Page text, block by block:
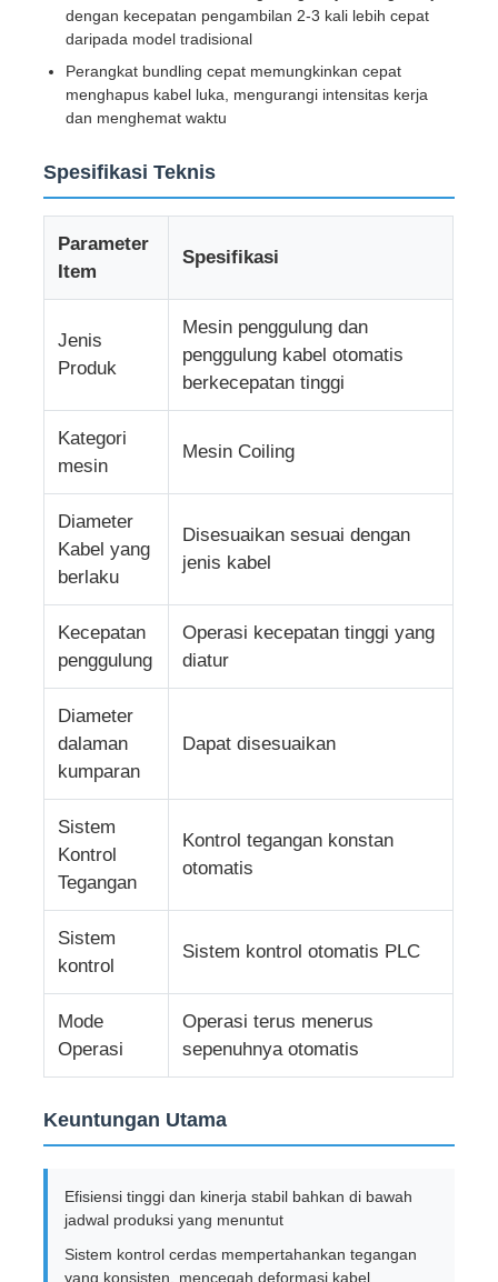
Wisata pabrik
Hubungi kami
Berita
Semua Kasus
Quote request suatu
garis ekstrusi kawat
mesin kawat terdampar
Mesin Lapis Baja
Mesin Pembungkus
Mesin Putar Tunggal
mesin pengkabelan
Mesin Pemutar Pasangan
mesin peletakan kawat
mesin rewinding
mesin tarik
dengan kecepatan pengambilan 2-3 kali lebih cepat
daripada model tradisional
Perangkat bundling cepat memungkinkan cepat
menghapus kabel luka, mengurangi intensitas kerja
dan menghemat waktu
Spesifikasi Teknis
Parameter
Item
Spesifikasi
Jenis
Produk
Mesin penggulung dan
penggulung kabel otomatis
berkecepatan tinggi
Kategori
mesin
Mesin Coiling
Diameter
Kabel yang
berlaku
Disesuaikan sesuai dengan
jenis kabel
Kecepatan
penggulung
Operasi kecepatan tinggi yang
diatur
Diameter
dalaman
kumparan
Dapat disesuaikan
Sistem
Kontrol
Tegangan
Kontrol tegangan konstan
otomatis
Sistem
kontrol
Sistem kontrol otomatis PLC
Mode
Operasi
Operasi terus menerus
sepenuhnya otomatis
Keuntungan Utama
Efisiensi tinggi dan kinerja stabil bahkan di bawah
jadwal produksi yang menuntut
Sistem kontrol cerdas mempertahankan tegangan
yang konsisten, mencegah deformasi kabel